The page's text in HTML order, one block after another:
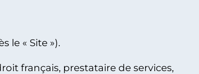
le « Site »).
français, prestataire de services,